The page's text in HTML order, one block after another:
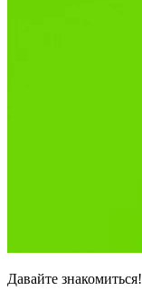
Давайте знакомиться!